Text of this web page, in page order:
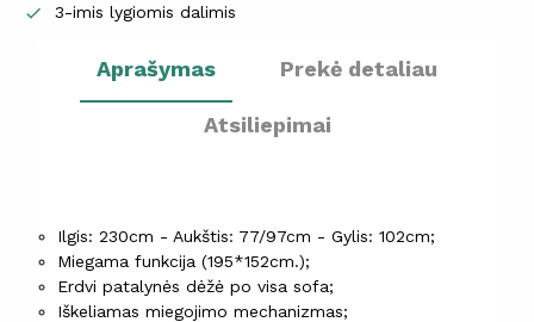
 3-imis lygiomis dalimis
Aprašymas Prekė detaliau
Atsiliepimai
Ilgis: 230cm - Aukštis: 77/97cm - Gylis: 102cm;
Miegama funkcija (195*152cm.);
Erdvi patalynės dėžė po visa sofa;
Iškeliamas miegojimo mechanizmas;